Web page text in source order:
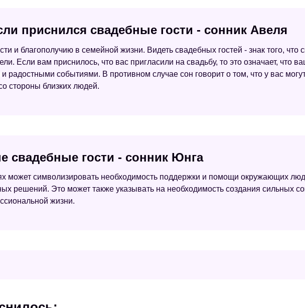
приснился свадебные гости - сонник Авеля
и благополучию в семейной жизни. Видеть свадебных гостей - знак того, что
Если вам приснилось, что вас пригласили на свадьбу, то это означает, что
радостными событиями. В противном случае сон говорит о том, что у вас
стороны близких людей.
свадебные гости - сонник Юнга
может символизировать необходимость поддержки и помощи окружающих
решений. Это может также указывать на необходимость создания сильных
жизни.